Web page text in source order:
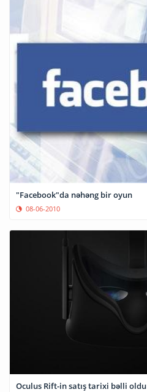
"Facebook"da nəhəng bir oyun
08-06-2010
Oculus Rift-in satış tarixi bəlli oldu